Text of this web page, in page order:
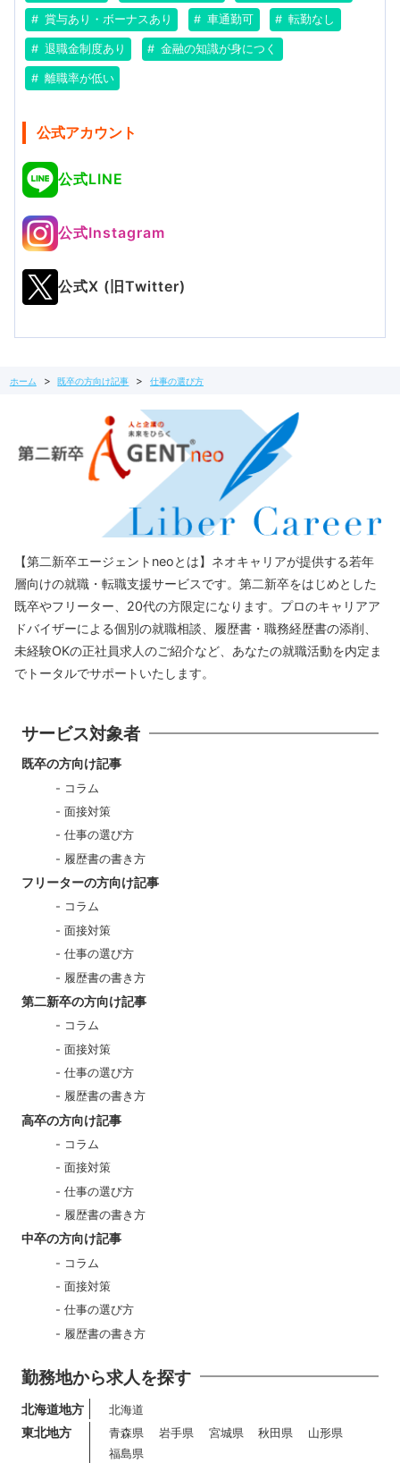
賞与あり・ボーナスあり 車通勤可 転勤なし
退職金制度あり 金融の知識が身につく
離職率が低い
公式アカウント
公式LINE
公式Instagram
公式X (旧Twitter)
ホーム 既卒の方向け記事 仕事の選び方
【第二新卒エージェントneoとは】ネオキャリアが提供する若年
層向けの就職・転職支援サービスです。第二新卒をはじめとした
既卒やフリーター、20代の方限定になります。プロのキャリアア
ドバイザーによる個別の就職相談、履歴書・職務経歴書の添削、
未経験OKの正社員求人のご紹介など、あなたの就職活動を内定ま
でトータルでサポートいたします。
サービス対象者
既卒の方向け記事
コラム
面接対策
仕事の選び方
履歴書の書き方
フリーターの方向け記事
コラム
面接対策
仕事の選び方
履歴書の書き方
第二新卒の方向け記事
コラム
面接対策
仕事の選び方
履歴書の書き方
高卒の方向け記事
コラム
面接対策
仕事の選び方
履歴書の書き方
中卒の方向け記事
コラム
面接対策
仕事の選び方
履歴書の書き方
勤務地から求人を探す
北海道地方 北海道
東北地方 青森県 岩手県 宮城県 秋田県
山形県
福島県